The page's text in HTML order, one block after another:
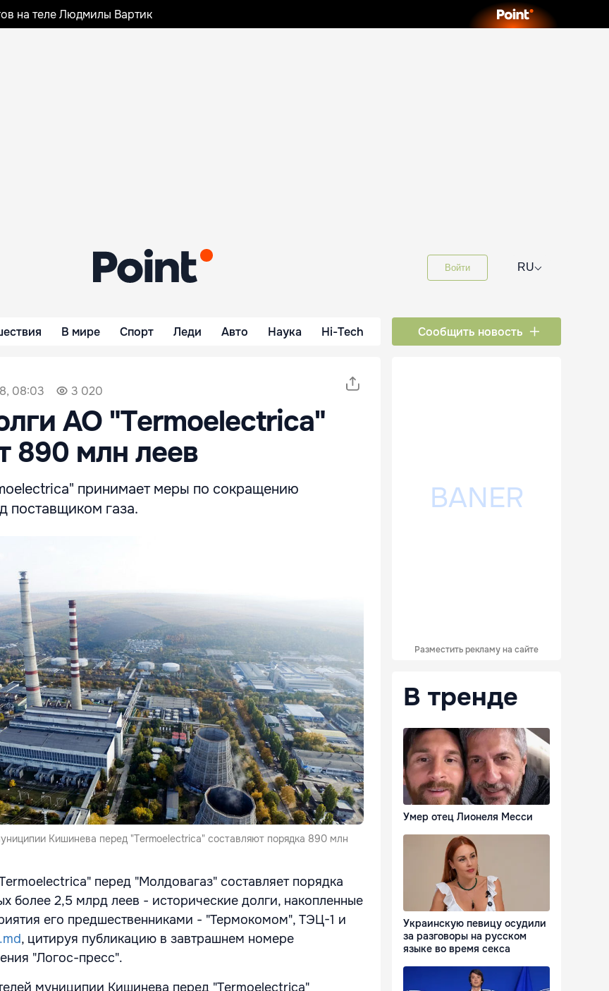
на теле Людмилы Вартик
Войти RU⌵
В мире Спорт Леди Авто Наука Hi-Tech Сообщить новость
08:03 3 020
АО "Termoelectrica"
890 млн леев
принимает меры по сокращению
поставщиком газа.
Кишинева перед "Termoelectrica" составляют порядка 890 млн
перед "Молдовагаз" составляет порядка
более 2,5 млрд леев - исторические долги, накопленные
его предшественниками - "Термокомом", ТЭЦ-1 и
, цитируя публикацию в завтрашнем номере
"Логос-пресс".
муниципии Кишинева перед "Termoelectrica"
Разместить рекламу на сайте
В тренде
Умер отец Лионеля Месси
Украинскую певицу осудили
за разговоры на русском
языке во время секса